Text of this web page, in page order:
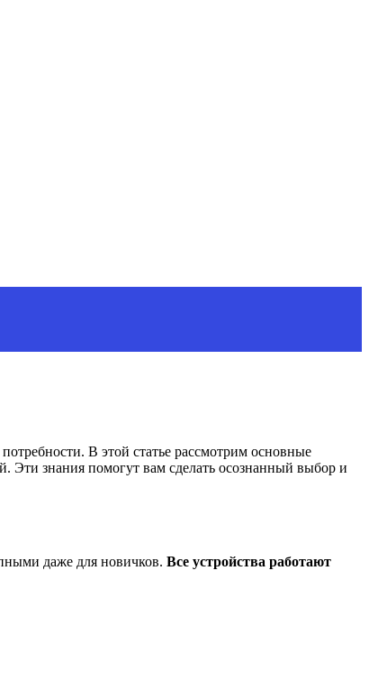
В этой статье рассмотрим основные
знания помогут вам сделать осознанный выбор и
даже для новичков. Все устройства работают